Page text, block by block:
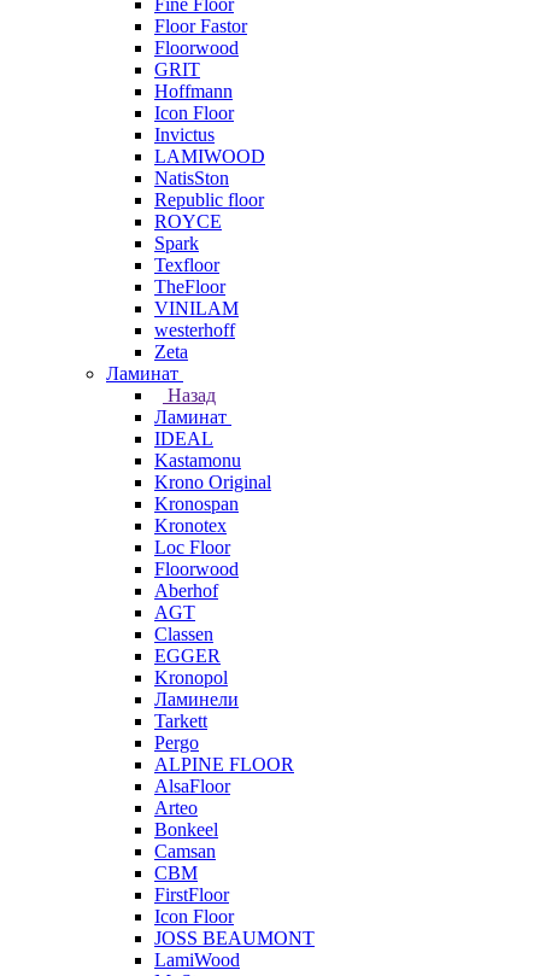
Fine Floor
Floor Fastor
Floorwood
GRIT
Hoffmann
Icon Floor
Invictus
LAMIWOOD
NatisSton
Republic floor
ROYCE
Spark
Texfloor
TheFloor
VINILAM
westerhoff
Zeta
Ламинат
Назад
Ламинат
IDEAL
Kastamonu
Krono Original
Kronospan
Kronotex
Loc Floor
Floorwood
Aberhof
AGT
Classen
EGGER
Kronopol
Ламинели
Tarkett
Pergo
ALPINE FLOOR
AlsaFloor
Arteo
Bonkeel
Camsan
CBM
FirstFloor
Icon Floor
JOSS BEAUMONT
LamiWood